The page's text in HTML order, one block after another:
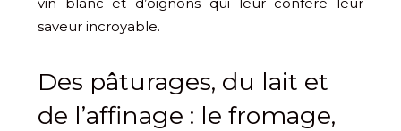
saveur incroyable.
Des pâturages, du lait et
de l’affinage : le fromage,